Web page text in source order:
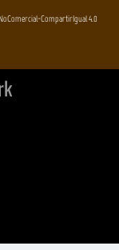
CompartirIgual 4.0